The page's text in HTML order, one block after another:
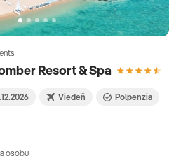
Resort & Spa
Viedeň Polpenzia
osobu